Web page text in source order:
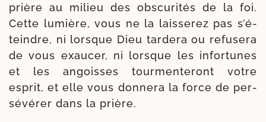
prière au milieu des obs­cu­ri­tés de la foi.
Cette lumière, vous ne la lais­se­rez pas s’é­
teindre, ni lorsque Dieu tar­de­ra ou refu­se­ra
de vous exau­cer, ni lorsque les infor­tunes
et les angoisses tour­men­te­ront votre
esprit, et elle vous don­ne­ra la force de per­
sé­vé­rer dans la prière.